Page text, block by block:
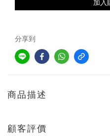
加入
分享到
商品描述
顧客評價